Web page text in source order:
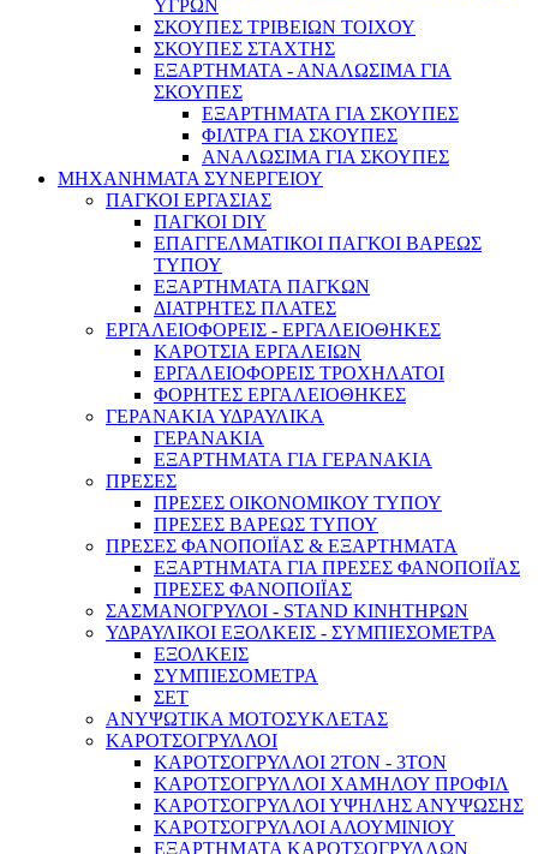
ΥΓΡΩΝ
ΣΚΟΥΠΕΣ ΤΡΙΒΕΙΩΝ ΤΟΙΧΟΥ
ΣΚΟΥΠΕΣ ΣΤΑΧΤΗΣ
ΕΞΑΡΤΗΜΑΤΑ - ΑΝΑΛΩΣΙΜΑ ΓΙΑ
ΣΚΟΥΠΕΣ
ΕΞΑΡΤΗΜΑΤΑ ΓΙΑ ΣΚΟΥΠΕΣ
ΦΙΛΤΡΑ ΓΙΑ ΣΚΟΥΠΕΣ
ΑΝΑΛΩΣΙΜΑ ΓΙΑ ΣΚΟΥΠΕΣ
ΜΗΧΑΝΗΜΑΤΑ ΣΥΝΕΡΓΕΙΟΥ
ΠΑΓΚΟΙ ΕΡΓΑΣΙΑΣ
ΠΑΓΚΟΙ DIY
ΕΠΑΓΓΕΛΜΑΤΙΚΟΙ ΠΑΓΚΟΙ ΒΑΡΕΩΣ
ΤΥΠΟΥ
ΕΞΑΡΤΗΜΑΤΑ ΠΑΓΚΩΝ
ΔΙΑΤΡΗΤΕΣ ΠΛΑΤΕΣ
ΕΡΓΑΛΕΙΟΦΟΡΕΙΣ - ΕΡΓΑΛΕΙΟΘΗΚΕΣ
ΚΑΡΟΤΣΙΑ ΕΡΓΑΛΕΙΩΝ
ΕΡΓΑΛΕΙΟΦΟΡΕΙΣ ΤΡΟΧΗΛΑΤΟΙ
ΦΟΡΗΤΕΣ ΕΡΓΑΛΕΙΟΘΗΚΕΣ
ΓΕΡΑΝΑΚΙΑ ΥΔΡΑΥΛΙΚΑ
ΓΕΡΑΝΑΚΙΑ
ΕΞΑΡΤΗΜΑΤΑ ΓΙΑ ΓΕΡΑΝΑΚΙΑ
ΠΡΕΣΕΣ
ΠΡΕΣΕΣ ΟΙΚΟΝΟΜΙΚΟΥ ΤΥΠΟΥ
ΠΡΕΣΕΣ ΒΑΡΕΩΣ ΤΥΠΟΥ
ΠΡΕΣΕΣ ΦΑΝΟΠΟΙΪΑΣ & ΕΞΑΡΤΗΜΑΤΑ
ΕΞΑΡΤΗΜΑΤΑ ΓΙΑ ΠΡΕΣΕΣ ΦΑΝΟΠΟΙΪΑΣ
ΠΡΕΣΕΣ ΦΑΝΟΠΟΙΪΑΣ
ΣΑΣΜΑΝΟΓΡΥΛΟΙ - STAND ΚΙΝΗΤΗΡΩΝ
ΥΔΡΑΥΛΙΚΟΙ ΕΞΟΛΚΕΙΣ - ΣΥΜΠΙΕΣΟΜΕΤΡΑ
ΕΞΟΛΚΕΙΣ
ΣΥΜΠΙΕΣΟΜΕΤΡΑ
ΣΕΤ
ΑΝΥΨΩΤΙΚΑ ΜΟΤΟΣΥΚΛΕΤΑΣ
ΚΑΡΟΤΣΟΓΡΥΛΛΟΙ
ΚΑΡΟΤΣΟΓΡΥΛΛΟΙ 2ΤΟΝ - 3ΤΟΝ
ΚΑΡΟΤΣΟΓΡΥΛΛΟΙ ΧΑΜΗΛΟΥ ΠΡΟΦΙΛ
ΚΑΡΟΤΣΟΓΡΥΛΛΟΙ ΥΨΗΛΗΣ ΑΝΥΨΩΣΗΣ
ΚΑΡΟΤΣΟΓΡΥΛΛΟΙ ΑΛΟΥΜΙΝΙΟΥ
ΕΞΑΡΤΗΜΑΤΑ ΚΑΡΟΤΣΟΓΡΥΛΛΩΝ